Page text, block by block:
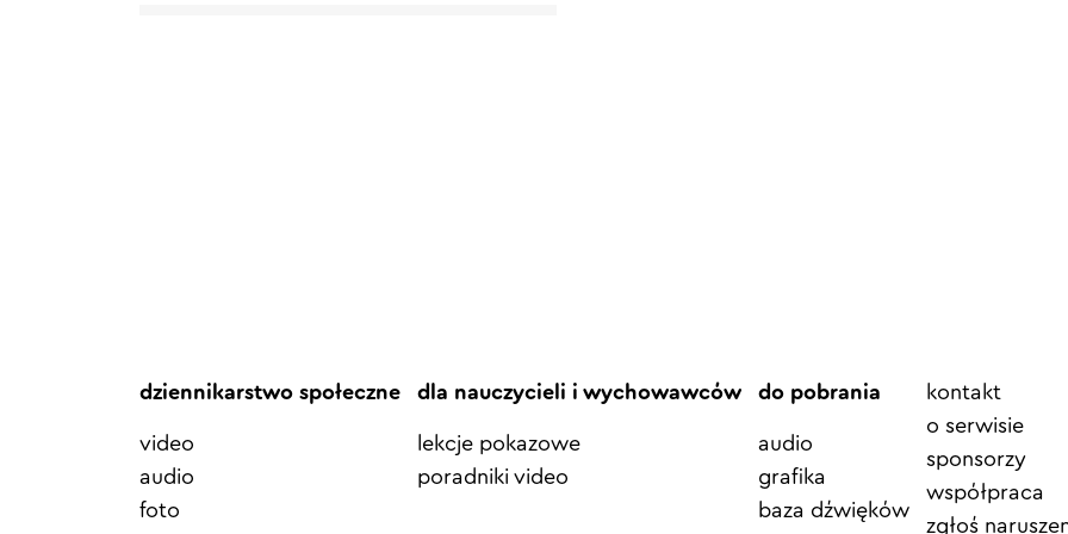
dziennikarstwo społeczne
video
audio
foto
dla nauczycieli i wychowawców
lekcje pokazowe
poradniki video
do pobrania
audio
grafika
baza dźwięków
Element
menu
kontakt
o serwisie
sponsorzy
współpraca
zgłoś